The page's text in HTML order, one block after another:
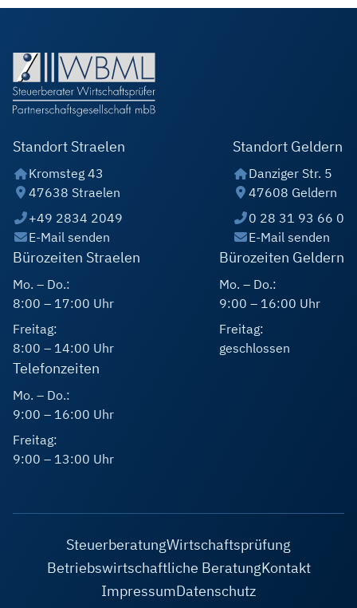
Standort Straelen
Kromsteg 43
47638 Straelen
+49 2834 2049
E-Mail senden
Standort Geldern
Danziger Str. 5
47608 Geldern
0 28 31 93 66 0
E-Mail senden
Bürozeiten Straelen
Mo. – Do.:
8:00 – 17:00 Uhr
Freitag:
8:00 – 14:00 Uhr
Bürozeiten Geldern
Mo. – Do.:
9:00 – 16:00 Uhr
Freitag:
geschlossen
Telefonzeiten
Mo. – Do.:
9:00 – 16:00 Uhr
Freitag:
9:00 – 13:00 Uhr
SteuerberatungWirtschaftsprüfung
Betriebswirtschaftliche BeratungKontakt
ImpressumDatenschutz